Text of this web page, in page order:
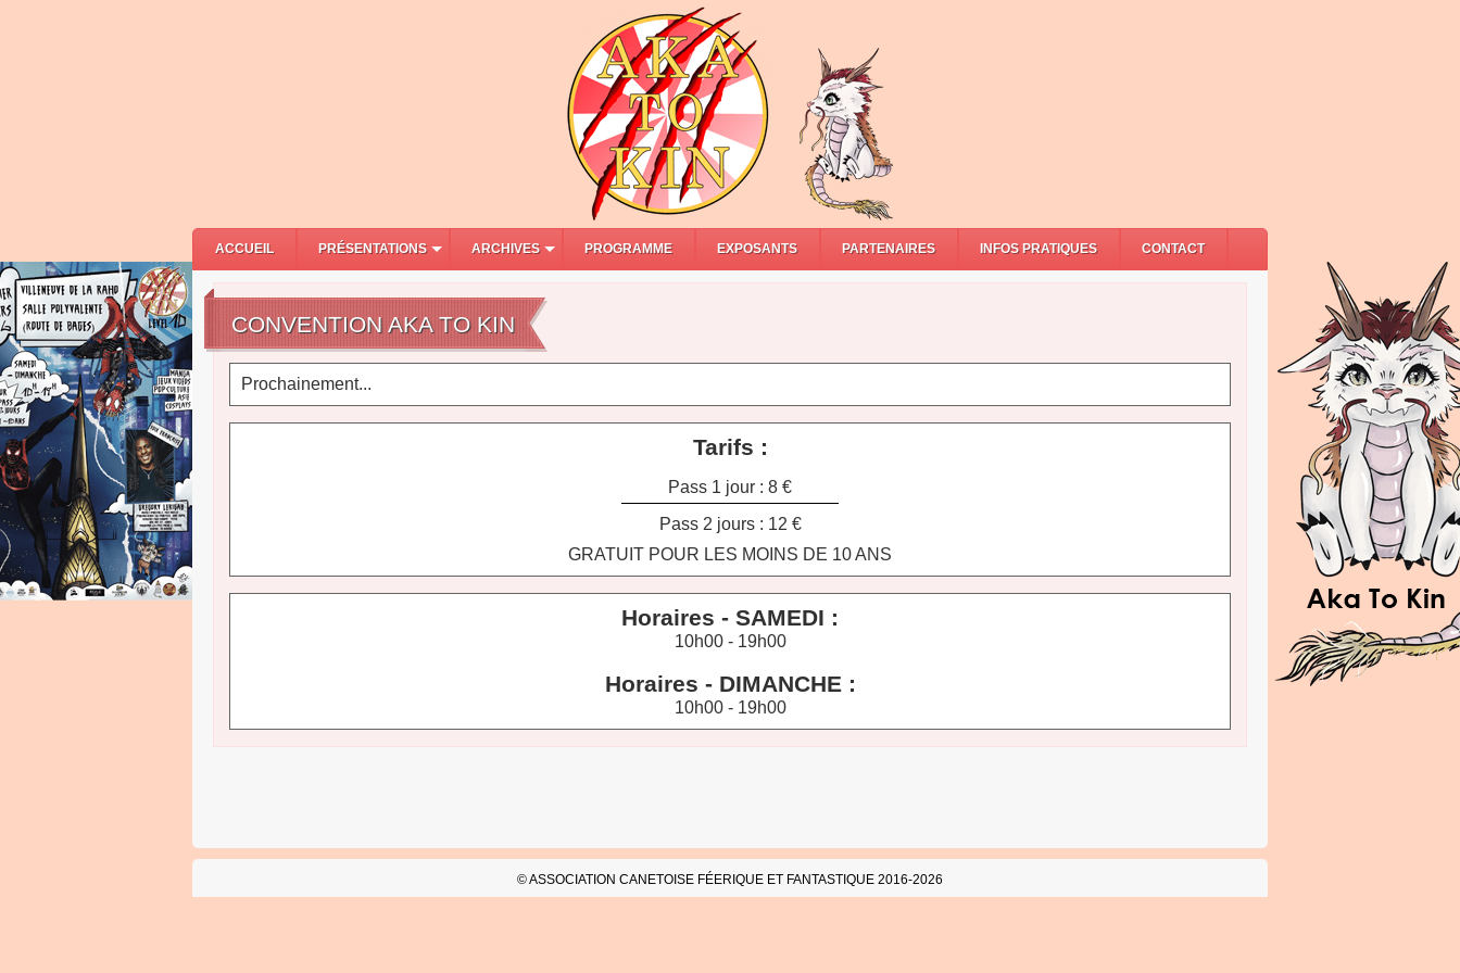
ACCUEIL PRÉSENTATIONS ARCHIVES PROGRAMME EXPOSANTS PARTENAIRES INFOS PRATIQUES CONTACT
CONVENTION AKA TO KIN
Prochainement...
Tarifs :
Pass 1 jour : 8 €
Pass 2 jours : 12 €
GRATUIT POUR LES MOINS DE 10 ANS
Horaires - SAMEDI :
10h00 - 19h00
Horaires - DIMANCHE :
10h00 - 19h00
© ASSOCIATION CANETOISE FÉERIQUE ET FANTASTIQUE 2016-2026